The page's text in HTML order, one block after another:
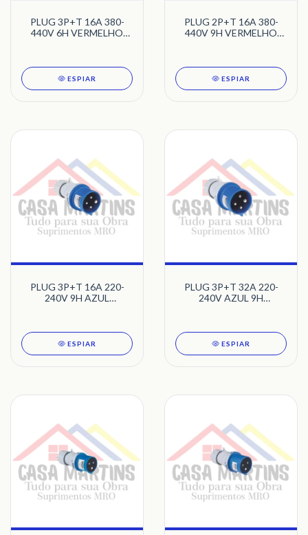
PLUG 3P+T 16A 380-
440V 6H VERMELHO
ESPIAR
PLUG 2P+T 16A 380-
440V 9H VERMELHO
ESPIAR
PLUG 3P+T 16A 220-
240V 9H AZUL
ESPIAR
PLUG 3P+T 32A 220-
240V AZUL 9H
ESPIAR